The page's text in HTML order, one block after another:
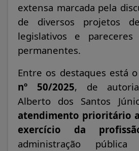
extensa marcada pela
de diversos projetos
legislativos e pareceres
permanentes.
Entre os destaques está o
nº 50/2025, de
Alberto dos Santos
atendimento prioritário
exercício da
administração